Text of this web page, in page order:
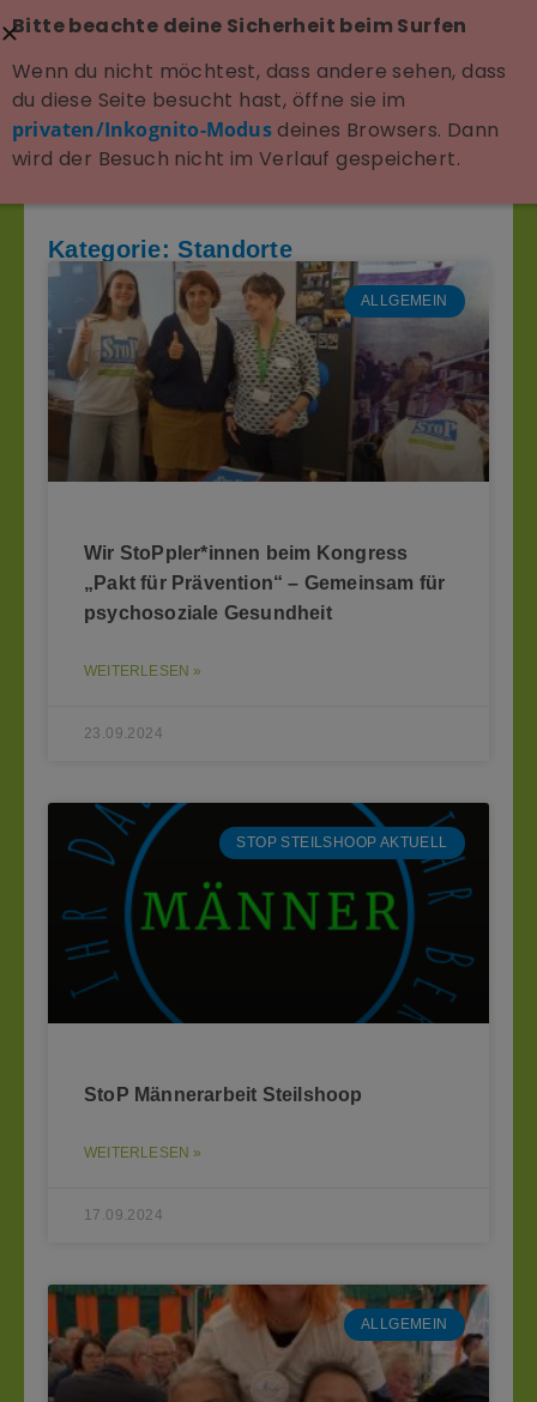
Kategorie: Standorte
ALLGEMEIN
Wir StoPpler*innen beim Kongress
„Pakt für Prävention“ – Gemeinsam für
psychosoziale Gesundheit
WEITERLESEN »
23.09.2024
STOP STEILSHOOP AKTUELL
StoP Männerarbeit Steilshoop
WEITERLESEN »
17.09.2024
ALLGEMEIN
Bitte beachte deine Sicherheit beim Surfen
Wenn du nicht möchtest, dass andere sehen, dass
du diese Seite besucht hast, öffne sie im
privaten/Inkognito-Modusdeines Browsers. Dann
wird der Besuch nicht im Verlauf gespeichert.